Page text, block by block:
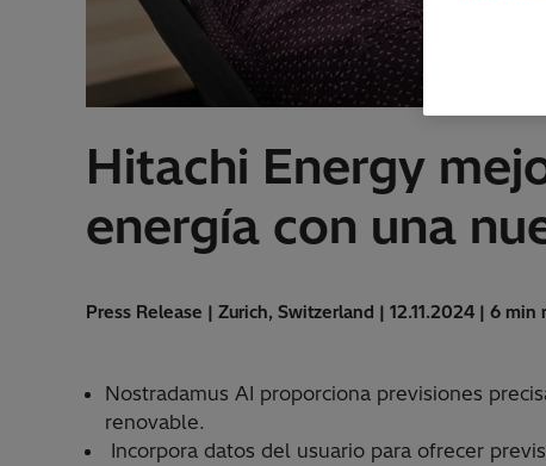
Hitachi Energy
energía con una
Press Release | Zurich, Switzerland | 12.11.2024 | 6 min
Nostradamus AI proporciona previsiones
renovable.
Incorpora datos del usuario para ofrecer